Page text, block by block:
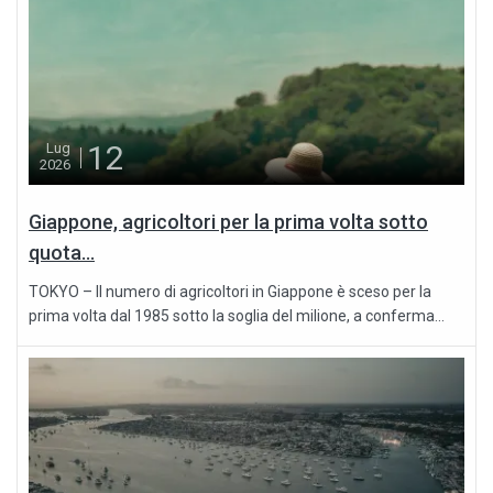
Lug
2026
12
Giappone, agricoltori per la prima volta sotto
quota...
TOKYO – Il numero di agricoltori in Giappone è sceso per la
prima volta dal 1985 sotto la soglia del milione, a conferma...